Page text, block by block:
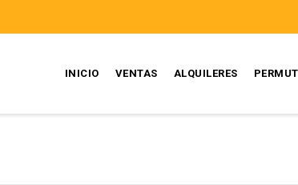
INICIO VENTAS ALQUILERES